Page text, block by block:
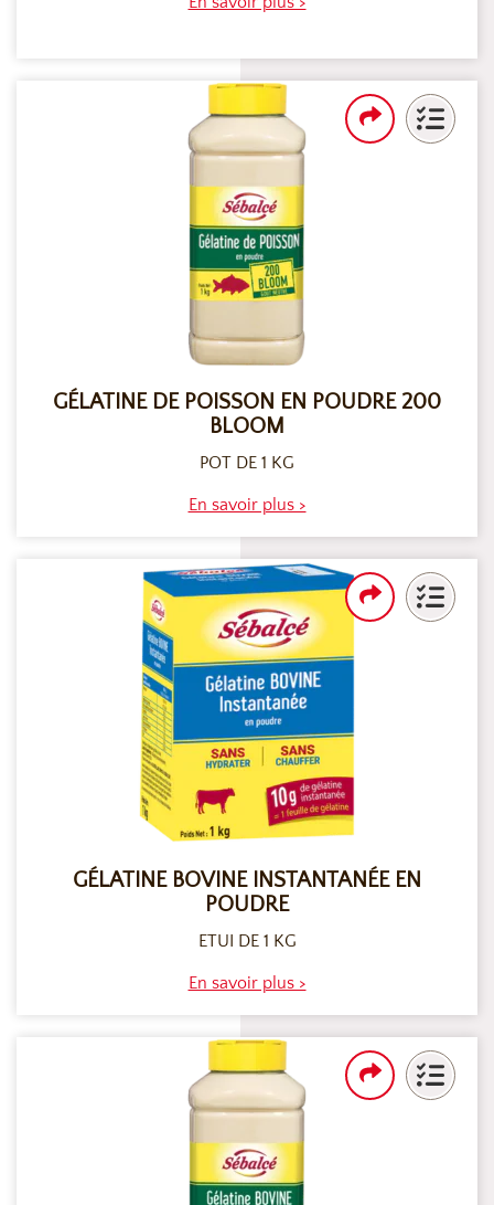
GÉLATINE DE POISSON EN POUDRE 200
BLOOM
POT DE 1 KG
En savoir plus >
GÉLATINE BOVINE INSTANTANÉE EN
POUDRE
ETUI DE 1 KG
En savoir plus >